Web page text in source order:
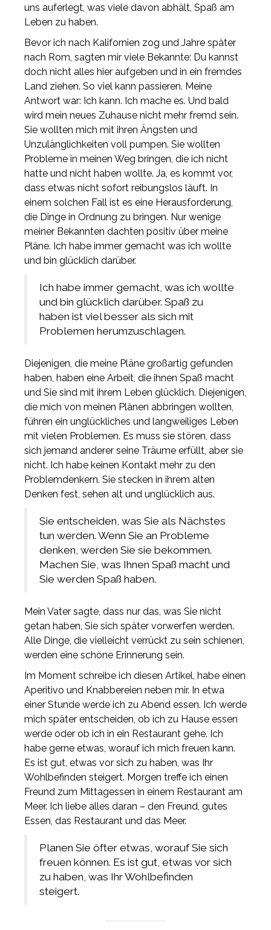
uns auferlegt, was viele davon abhält, Spaß am
Leben zu haben.
Bevor ich nach Kalifornien zog und Jahre später
nach Rom, sagten mir viele Bekannte: Du kannst
doch nicht alles hier aufgeben und in ein fremdes
Land ziehen. So viel kann passieren. Meine
Antwort war: Ich kann. Ich mache es. Und bald
wird mein neues Zuhause nicht mehr fremd sein.
Sie wollten mich mit ihren Ängsten und
Unzulänglichkeiten voll pumpen. Sie wollten
Probleme in meinen Weg bringen, die ich nicht
hatte und nicht haben wollte. Ja, es kommt vor,
dass etwas nicht sofort reibungslos läuft. In
einem solchen Fall ist es eine Herausforderung,
die Dinge in Ordnung zu bringen. Nur wenige
meiner Bekannten dachten positiv über meine
Pläne. Ich habe immer gemacht was ich wollte
und bin glücklich darüber.
Ich habe immer gemacht, was ich wollte
und bin glücklich darüber. Spaß zu
haben ist viel besser als sich mit
Problemen herumzuschlagen.
Diejenigen, die meine Pläne großartig gefunden
haben, haben eine Arbeit, die ihnen Spaß macht
und Sie sind mit ihrem Leben glücklich. Diejenigen,
die mich von meinen Plänen abbringen wollten,
führen ein unglückliches und langweiliges Leben
mit vielen Problemen. Es muss sie stören, dass
sich jemand anderer seine Träume erfüllt, aber sie
nicht. Ich habe keinen Kontakt mehr zu den
Problemdenkern. Sie stecken in ihrem alten
Denken fest, sehen alt und unglücklich aus.
Sie entscheiden, was Sie als Nächstes
tun werden. Wenn Sie an Probleme
denken, werden Sie sie bekommen.
Machen Sie, was Ihnen Spaß macht und
Sie werden Spaß haben.
Mein Vater sagte, dass nur das, was Sie nicht
getan haben, Sie sich später vorwerfen werden.
Alle Dinge, die vielleicht verrückt zu sein schienen,
werden eine schöne Erinnerung sein.
Im Moment schreibe ich diesen Artikel, habe einen
Aperitivo und Knabbereien neben mir. In etwa
einer Stunde werde ich zu Abend essen. Ich werde
mich später entscheiden, ob ich zu Hause essen
werde oder ob ich in ein Restaurant gehe. Ich
habe gerne etwas, worauf ich mich freuen kann.
Es ist gut, etwas vor sich zu haben, was Ihr
Wohlbefinden steigert. Morgen treffe ich einen
Freund zum Mittagessen in einem Restaurant am
Meer. Ich liebe alles daran – den Freund, gutes
Essen, das Restaurant und das Meer.
Planen Sie öfter etwas, worauf Sie sich
freuen können. Es ist gut, etwas vor sich
zu haben, was Ihr Wohlbefinden
steigert.